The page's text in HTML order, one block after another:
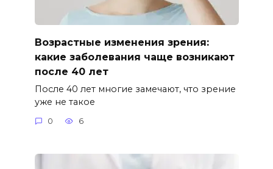
Возрастные изменения зрения:
какие заболевания чаще возникают
после 40 лет
После 40 лет многие замечают, что зрение
уже не такое
0 6